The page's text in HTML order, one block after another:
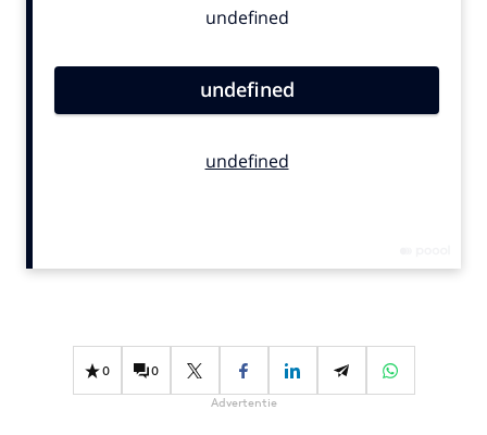
Contentmarketing
Effectiviteit
Gedragsverandering
0 0
Advertentie